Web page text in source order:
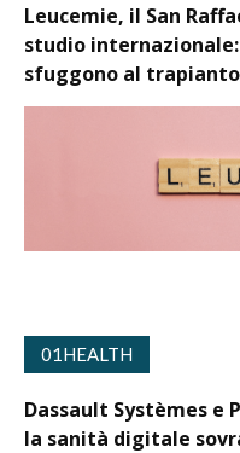
Leucemie, il San
studio
sfuggono al trapianto
01HEALTH
Dassault Systèmes e
la sanità digitale